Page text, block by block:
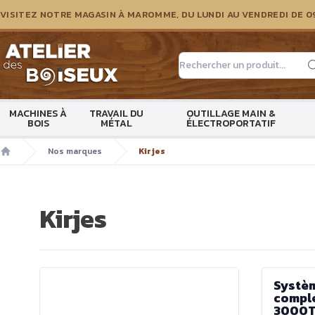
VISITEZ NOTRE MAGASIN À MAROMME, DU LUNDI AU VENDREDI DE
Atelier des boiseux
MACHINES À
BOIS
TRAVAIL DU
MÉTAL
OUTILLAGE MAIN &
ÉLECTROPORTATIF
Accueil
Nos marques Kirjes
Kirjes